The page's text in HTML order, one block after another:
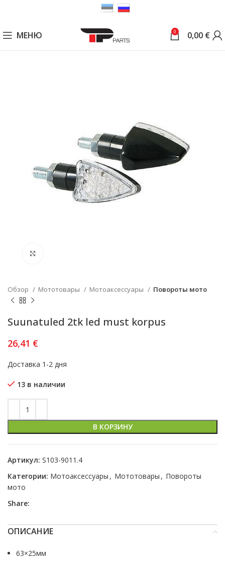
МЕНЮ 0 0,00 €
Обзор Мототовары Мотоаксессуары Повороты мото
Suunatuled 2tk led must korpus
26,41 €
Доставка 1-2 дня
13 в наличии
В КОРЗИНУ
Артикул: S103-9011.4
Категории: Мотоаксессуары , Мототовары , Повороты
мото
Share:
ОПИСАНИЕ
63×25мм